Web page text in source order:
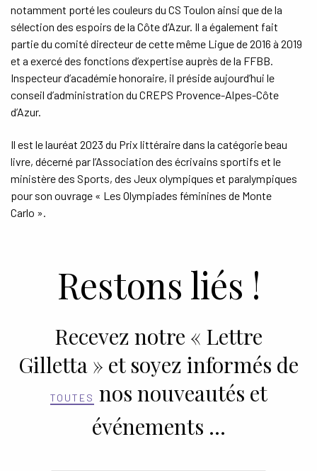
notamment porté les couleurs du CS Toulon ainsi que de la
sélection des espoirs de la Côte d’Azur. Il a également fait
partie du comité directeur de cette même Ligue de 2016 à 2019
et a exercé des fonctions d’expertise auprès de la FFBB.
Inspecteur d’académie honoraire, il préside aujourd’hui le
conseil d’administration du CREPS Provence-Alpes-Côte
d’Azur.
Il est le lauréat 2023 du Prix littéraire dans la catégorie beau
livre, décerné par l’Association des écrivains sportifs et le
ministère des Sports, des Jeux olympiques et paralympiques
pour son ouvrage « Les Olympiades féminines de Monte
Carlo ».
Restons liés !
Recevez notre « Lettre
Gilletta » et soyez informés de
TOUTES nos nouveautés et
événements …